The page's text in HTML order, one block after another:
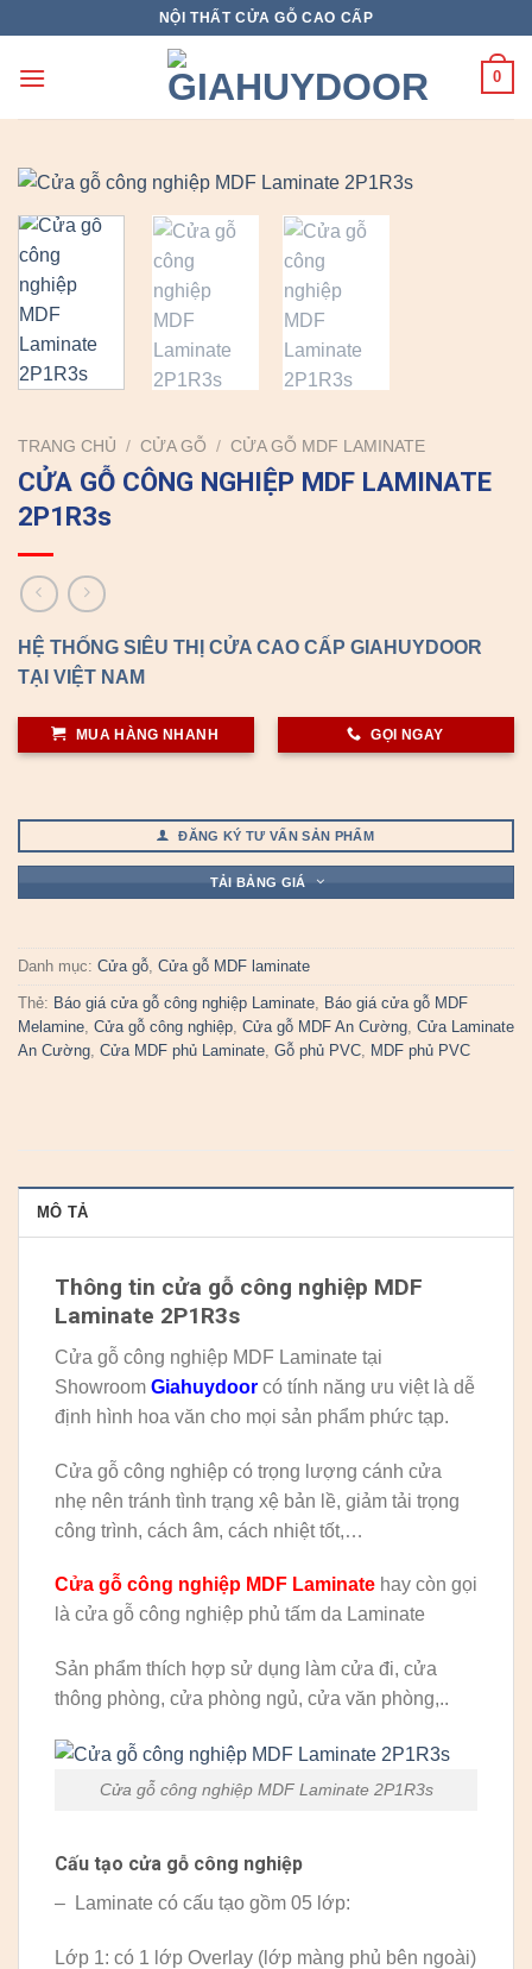
content
NỘI THẤT CỬA GỖ CAO CẤP
0
TRANG CHỦ / CỬA GỖ / CỬA GỖ MDF LAMINATE
CỬA GỖ CÔNG NGHIỆP MDF LAMINATE
2P1R3s
HỆ THỐNG SIÊU THỊ CỬA CAO CẤP GIAHUYDOOR
TẠI VIỆT NAM
MUA HÀNG NHANH GỌI NGAY
ĐĂNG KÝ TƯ VẤN SẢN PHẨM
TẢI BẢNG GIÁ
Danh mục: Cửa gỗ, Cửa gỗ MDF laminate
Thẻ: Báo giá cửa gỗ công nghiệp Laminate, Báo giá cửa gỗ MDF
Melamine, Cửa gỗ công nghiệp, Cửa gỗ MDF An Cường, Cửa Laminate
An Cường, Cửa MDF phủ Laminate, Gỗ phủ PVC, MDF phủ PVC
MÔ TẢ
Thông tin cửa gỗ công nghiệp MDF
Laminate 2P1R3s
Cửa gỗ công nghiệp MDF Laminate tại
Showroom Giahuydoor có tính năng ưu việt là dễ
định hình hoa văn cho mọi sản phẩm phức tạp.
Cửa gỗ công nghiệp có trọng lượng cánh cửa
nhẹ nên tránh tình trạng xệ bản lề, giảm tải trọng
công trình, cách âm, cách nhiệt tốt,…
Cửa gỗ công nghiệp MDF Laminate hay còn gọi
là cửa gỗ công nghiệp phủ tấm da Laminate
Sản phẩm thích hợp sử dụng làm cửa đi, cửa
thông phòng, cửa phòng ngủ, cửa văn phòng,..
Cửa gỗ công nghiệp MDF Laminate 2P1R3s
Cấu tạo cửa gỗ công nghiệp
– Laminate có cấu tạo gồm 05 lớp:
Lớp 1: có 1 lớp Overlay (lớp màng phủ bên ngoài)